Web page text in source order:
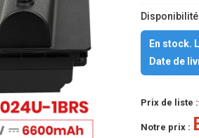
Disponibilité
En stock.
Date de
Prix de liste :
Notre prix :